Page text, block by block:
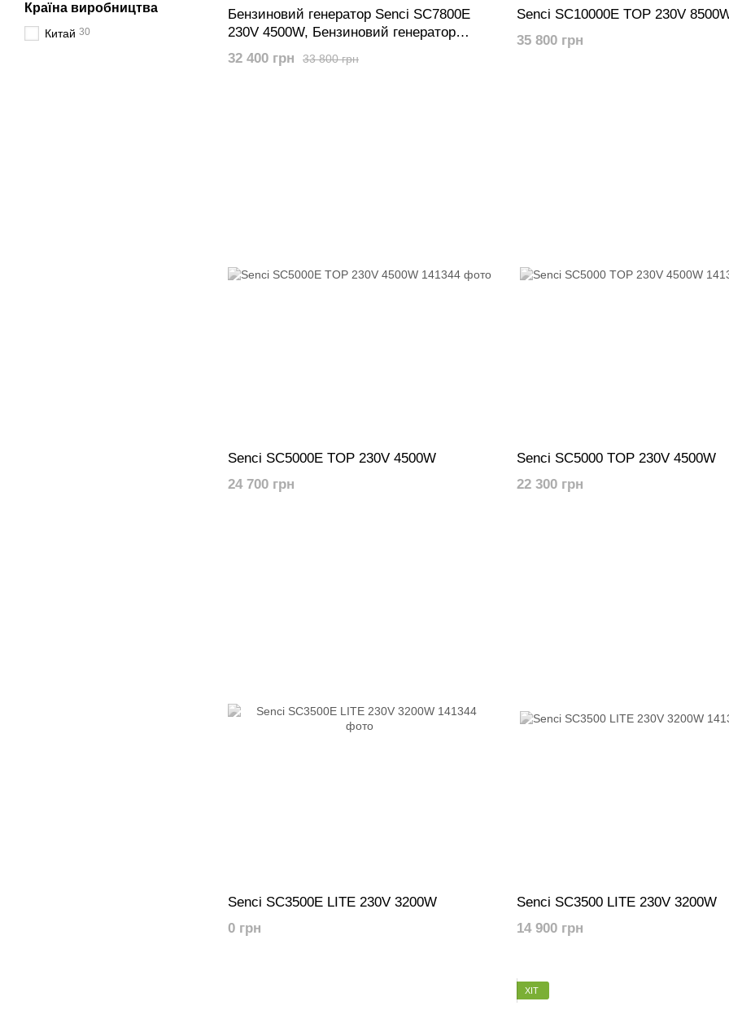
Бензиновий генератор Senci SC7800E
230V 4500W, Бензиновий генератор
Senci SC7800E 230V 4500W
33 800 грн
32 400 грн
Senci SC10000E TOP 230V
35 800 грн
Senci SC5000E TOP 230V 4500W
24 700 грн
Senci SC5000 TOP 230V 4500W
22 300 грн
Senci SC3500E LITE 230V 3200W
0 грн
Senci SC3500 LITE 230V 3200W
14 900 грн
ХІТ
Країна виробництва
Китай 30